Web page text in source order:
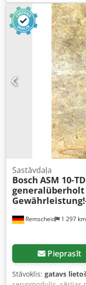
atbilstoši fotogrāfijām
Remscheid 1 297 km
Sastāvdaļa
Bosch ASM 10-
Pieprasīt
Stāvoklis: gatavs